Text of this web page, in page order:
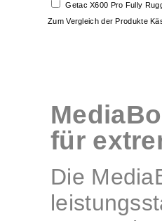
Getac X600 Pro Fully
Zum Vergleich der Produkte
für
Die